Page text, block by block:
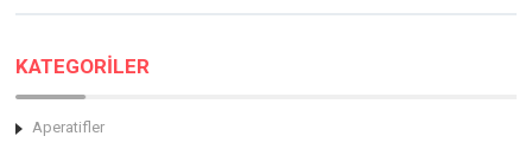
KATEGORİLER
Aperatifler